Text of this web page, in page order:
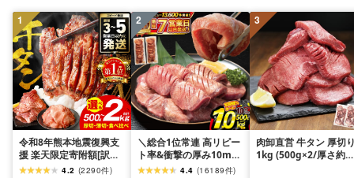
1
令和8年熊本地震復興支
援 楽天限定寄附額[訳あ
り]牛タン 500g〜2kg 肉
4.2 (2290件)
2
＼総合1位常連 高リピー
ト率&衝撃の厚み10mm
厚切り牛タン 塩味/ ≪ス
4.4 (16189件)
3
肉卸直営 牛タン 厚切
1kg (500g×2/厚さ約